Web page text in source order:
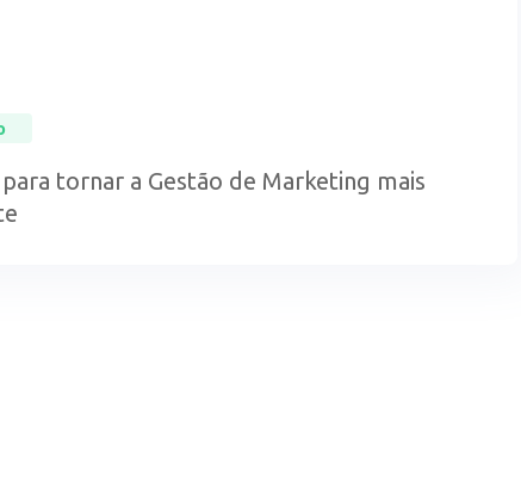
para tornar a Gestão de Marketing mais